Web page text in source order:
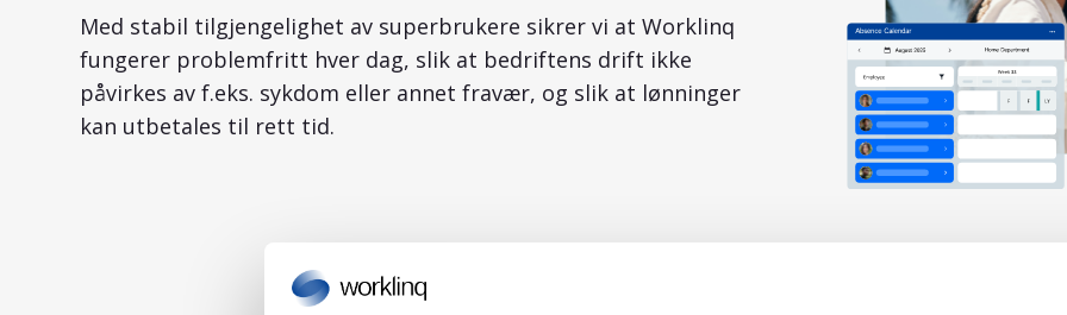
Med stabil tilgjengelighet av superbrukere sikrer vi at Worklinq
fungerer problemfritt hver dag, slik at bedriftens drift ikke
påvirkes av f.eks. sykdom eller annet fravær, og slik at lønninger
kan utbetales til rett tid.